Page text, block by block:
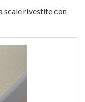
scale rivestite con